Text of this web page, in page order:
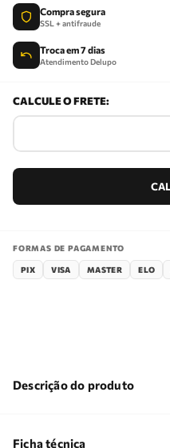
Compra segura
SSL + antifraude
Troca em 7 dias
Atendimento Delupo
FORMAS DE PAGAMENTO
PIX VISA MASTER ELO
Descrição do produto
Ficha técnica